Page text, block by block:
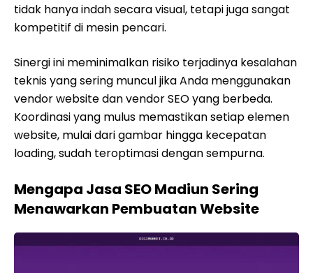
tidak hanya indah secara visual, tetapi juga sangat
kompetitif di mesin pencari.
Sinergi ini meminimalkan risiko terjadinya kesalahan
teknis yang sering muncul jika Anda menggunakan
vendor website dan vendor SEO yang berbeda.
Koordinasi yang mulus memastikan setiap elemen
website, mulai dari gambar hingga kecepatan
loading, sudah teroptimasi dengan sempurna.
Mengapa Jasa SEO Madiun Sering
Menawarkan Pembuatan Website